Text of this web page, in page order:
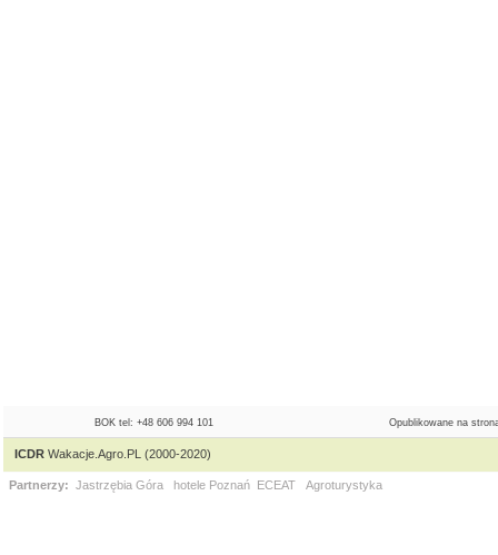
BOK tel: +48 606 994 101 Opublikowane na
ICDRWakacje.Agro.PL (2000-2020)
Partnerzy: Jastrzębia Góra hotele Poznań ECEAT Agroturystyka